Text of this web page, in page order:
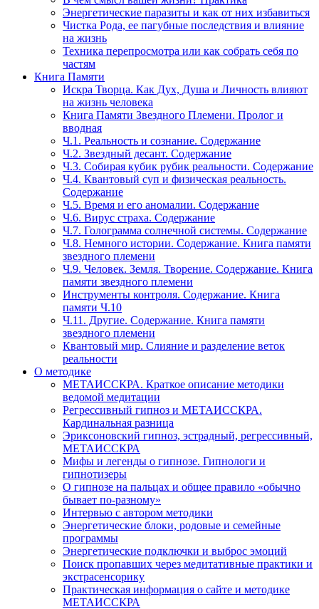
Энергетические паразиты и как от них избавиться
Чистка Рода, ее пагубные последствия и влияние
на жизнь
Техника перепросмотра или как собрать себя по
частям
Книга Памяти
Искра Творца. Как Дух, Душа и Личность влияют
на жизнь человека
Книга Памяти Звездного Племени. Пролог и
вводная
Ч.1. Реальность и сознание. Содержание
Ч.2. Звездный десант. Содержание
Ч.3. Собирая кубик рубик реальности. Содержание
Ч.4. Квантовый суп и физическая реальность.
Содержание
Ч.5. Время и его аномалии. Содержание
Ч.6. Вирус страха. Содержание
Ч.7. Голограмма солнечной системы. Содержание
Ч.8. Немного истории. Содержание. Книга памяти
звездного племени
Ч.9. Человек. Земля. Творение. Содержание. Книга
памяти звездного племени
Инструменты контроля. Содержание. Книга
памяти Ч.10
Ч.11. Другие. Содержание. Книга памяти
звездного племени
Квантовый мир. Слияние и разделение веток
реальности
О методике
МЕТАИССКРА. Краткое описание методики
ведомой медитации
Регрессивный гипноз и МЕТАИССКРА.
Кардинальная разница
Эриксоновский гипноз, эстрадный, регрессивный,
МЕТАИССКРА
Мифы и легенды о гипнозе. Гипнологи и
гипнотизеры
О гипнозе на пальцах и общее правило «обычно
бывает по-разному»
Интервью с автором методики
Энергетические блоки, родовые и семейные
программы
Энергетические подключки и выброс эмоций
Поиск пропавших через медитативные практики и
экстрасенсорику
Практическая информация о сайте и методике
МЕТАИССКРА